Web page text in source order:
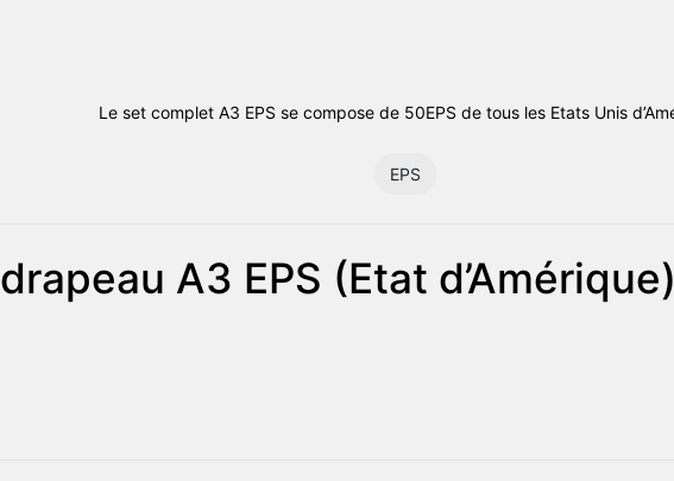
Le set complet A3 EPS se compose de 50EPS de tous les Etats Unis
EPS
A3 EPS (Etat d’Amérique)